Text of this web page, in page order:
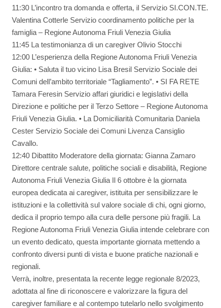
11:30 L’incontro tra domanda e offerta, il Servizio SI.CON.TE.
Valentina Cotterle Servizio coordinamento politiche per la
famiglia – Regione Autonoma Friuli Venezia Giulia
11:45 La testimonianza di un caregiver Olivio Stocchi
12:00 L’esperienza della Regione Autonoma Friuli Venezia
Giulia: • Saluta il tuo vicino Lisa Bresil Servizio Sociale dei
Comuni dell’ambito territoriale “Tagliamento”. • SI FA RETE
Tamara Feresin Servizio affari giuridici e legislativi della
Direzione e politiche per il Terzo Settore – Regione Autonoma
Friuli Venezia Giulia. • La Domiciliarità Comunitaria Daniela
Cester Servizio Sociale dei Comuni Livenza Cansiglio
Cavallo.
12:40 Dibattito Moderatore della giornata: Gianna Zamaro
Direttore centrale salute, politiche sociali e disabilità, Regione
Autonoma Friuli Venezia Giulia Il 6 ottobre è la giornata
europea dedicata ai caregiver, istituita per sensibilizzare le
istituzioni e la collettività sul valore sociale di chi, ogni giorno,
dedica il proprio tempo alla cura delle persone più fragili. La
Regione Autonoma Friuli Venezia Giulia intende celebrare con
un evento dedicato, questa importante giornata mettendo a
confronto diversi punti di vista e buone pratiche nazionali e
regionali.
Verrà, inoltre, presentata la recente legge regionale 8/2023,
adottata al fine di riconoscere e valorizzare la figura del
caregiver familiare e al contempo tutelarlo nello svolgimento